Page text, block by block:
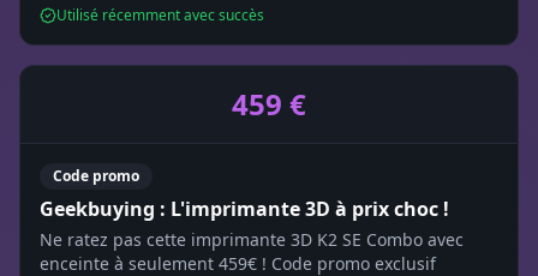
Utilisé récemment avec succès
459 €
Code promo
Geekbuying : L'imprimante 3D à prix choc !
Ne ratez pas cette imprimante 3D K2 SE Combo avec
enceinte à seulement 459€ ! Code promo exclusif